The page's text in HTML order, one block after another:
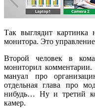
Так выглядит картинка
монитора. Это
Второй человек в
мониторил
мануал про
отдельная глава про
нибудь… Ну и третий
камер.